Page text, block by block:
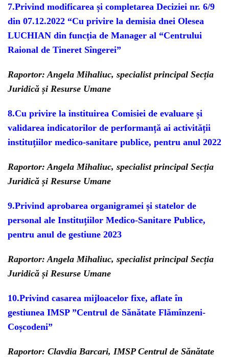
7.Privind modificarea și completarea Deciziei nr. 6/9
din 07.12.2022 “Cu privire la demisia dnei Olesea
LUCHIAN din funcția de Manager al “Centrului
Raional de Tineret Sîngerei”
Raportor: Angela Mihaliuc, specialist principal Secția
Juridică și Resurse Umane
8.Cu privire la instituirea Comisiei de evaluare și
validarea indicatorilor de performanță ai activității
instituțiilor medico-sanitare publice, pentru anul 2022
Raportor: Angela Mihaliuc, specialist principal Secția
Juridică și Resurse Umane
9.Privind aprobarea organigramei și statelor de
personal ale Instituțiilor Medico-Sanitare Publice,
pentru anul de gestiune 2023
Raportor: Angela Mihaliuc, specialist principal Secția
Juridică și Resurse Umane
10.Privind casarea mijloacelor fixe, aflate în
gestiunea IMSP ”Centrul de Sănătate Flămînzeni-
Coșcodeni”
Raportor: Clavdia Barcari, IMSP Centrul de Sănătate